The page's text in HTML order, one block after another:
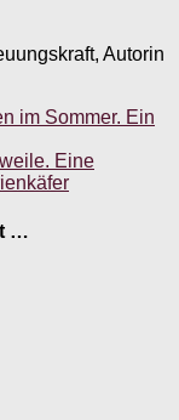
Autorin
im Sommer. Ein
Eine
…